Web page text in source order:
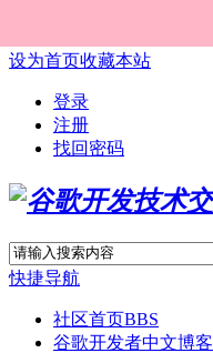
设为首页收藏本站
登录
注册
找回密码
快捷导航
社区首页BBS
谷歌开发者中文博客